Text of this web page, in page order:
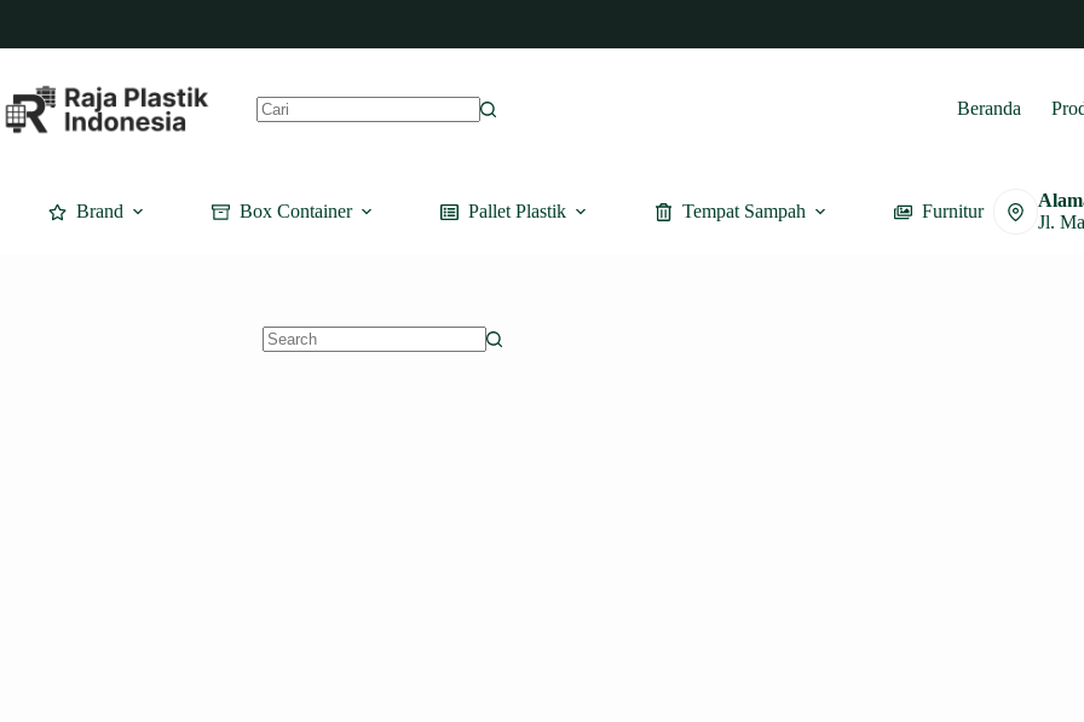
content
Beranda
Brand Box Container Pallet Plastik Tempat Sampah Furnitur
Jl.